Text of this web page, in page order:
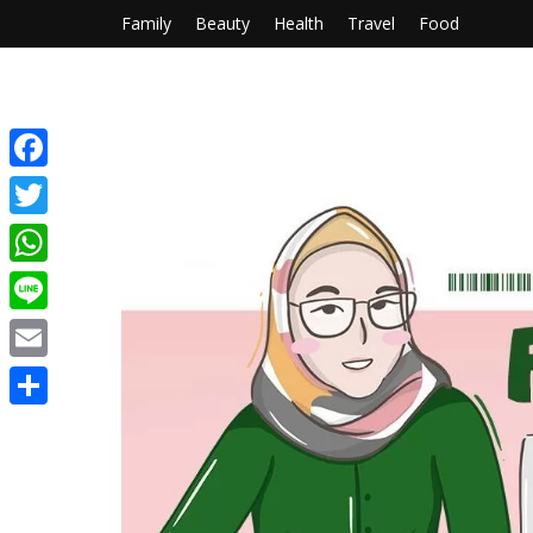
Family Beauty Health Travel Food
Facebook
Twitter
WhatsApp
Line
Email